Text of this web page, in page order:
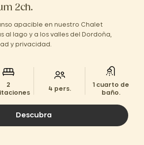
2ch.
apacible en nuestro Chalet
al lago y a los valles del Dordoña,
y privacidad.
2
4 pers.
1 cuarto de
baño.
Descubra